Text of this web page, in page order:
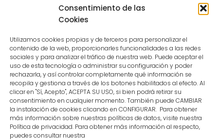
Consentimiento de las
Cookies
Utilizamos cookies propias y de terceros para personalizar el
contenido de la web, proporcionarles funcionalidades a las redes
sociales y para analizar el tráfico de nuestra web. Puede aceptar el
uso de esta tecnología o administrar su configuración y poder
rechazarla, y así controlar completamente qué información se
recopila y gestiona a través de los botones habilitados al efecto. Al
clicar en "Sí, Acepto", ACEPTA SU USO, si bien podrá retirar su
consentimiento en cualquier momento. También puede CAMBIAR
la instalación de cookies clicando en CONFIGURAR. Para obtener
más información sobre nuestras políticas de datos, visite nuestra
Política de privacidad. Para obtener más información al respecto,
puedes consultar nuestra
because the user is not a confirmed
CONTACTO
MENÚ PRINCIPAL
MI CUENTA